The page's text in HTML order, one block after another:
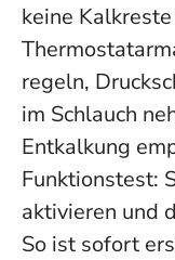
keine
regeln,
im Schlauch
Entkalkung
Funktionstest:
aktivieren und
So ist sofort